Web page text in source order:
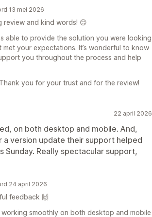
13 mei 2026
review and kind words! 😊
able to provide the solution you were looking
your expectations. It’s wonderful to know
you throughout the process and help
you for your trust and for the review!
22 april 2026
on both desktop and mobile. And,
version update their support helped
Sunday. Really spectacular support,
24 april 2026
feedback 🙌
working smoothly on both desktop and mobile